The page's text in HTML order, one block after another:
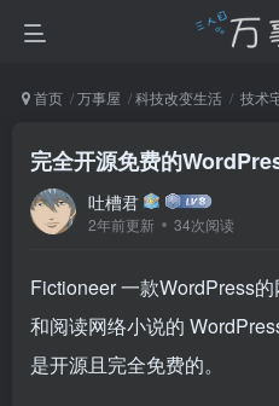
首页 万事屋 科技改变生活 技术
完全开源免费的
吐槽君
2年前更新 34次阅读
Fictioneer 一款WordPress
和阅读网络小说的
是开源且完全免费的。